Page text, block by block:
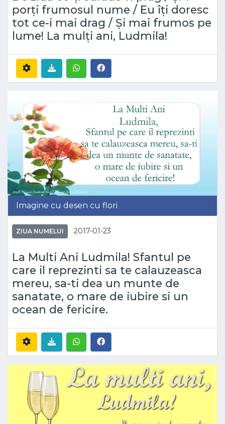
porţi frumosul nume / Eu îţi doresc
tot ce-i mai drag / Şi mai frumos pe
lume! La mulţi ani, Ludmila!
Imagine cu desen cu flori
ZIUA NUMELUI 2017-01-23
La Multi Ani Ludmila! Sfantul pe
care il reprezinti sa te calauzeasca
mereu, sa-ti dea un munte de
sanatate, o mare de iubire si un
ocean de fericire.